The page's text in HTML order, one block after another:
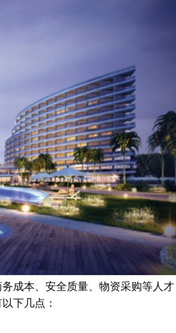
成本、安全质量、物资采购等人才
下几点：